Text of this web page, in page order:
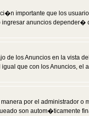
importante que los
anuncios
de los Anuncios en la
que con los Anuncios,
por el administrador
son autom�ticamente